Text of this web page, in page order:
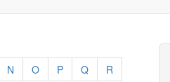
N O P Q
R